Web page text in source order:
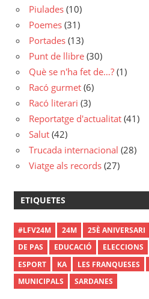
Piulades (10)
Poemes (31)
Portades (13)
Punt de llibre (30)
Què se n'ha fet de…? (1)
Racó gurmet (6)
Racó literari (3)
Reportatge d'actualitat (41)
Salut (42)
Trucada internacional (28)
Viatge als records (27)
ETIQUETES
#LFV24M 24M 25È ANIVERSARI
DE PAS
EDUCACIÓ ELECCIONS
ESPORT
KA LES FRANQUESES
MUNICIPALS
SARDANES